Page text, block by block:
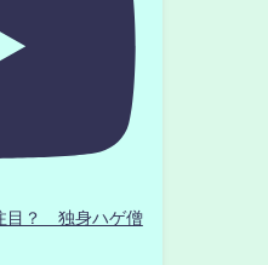
目？ 独身ハゲ僧